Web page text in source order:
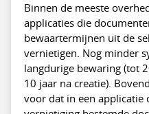
Binnen de meeste
applicaties die
bewaartermijnen uit de
vernietigen. Nog minder
langdurige bewaring (tot
10 jaar na creatie).
voor dat in een applicatie